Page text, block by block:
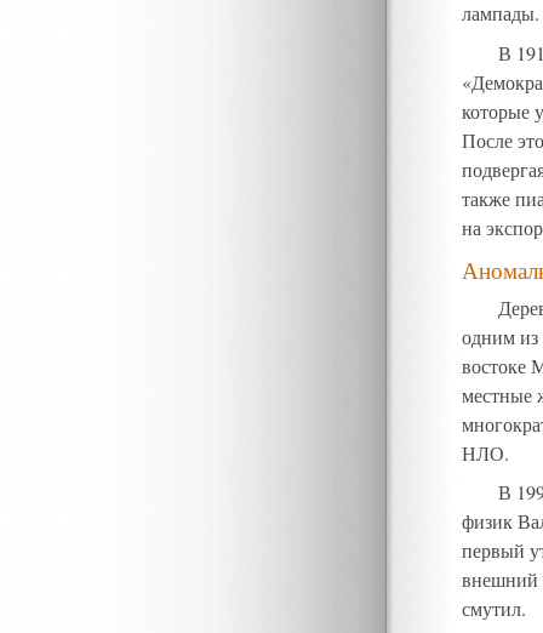
лампады.
В
которые
После
также
на
одним из
востоке
местные
НЛО.
В
физик
первый
внешний
смутил.